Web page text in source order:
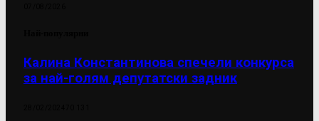
Калина Константинова спечели конкурса
за най-голям депутатски задник